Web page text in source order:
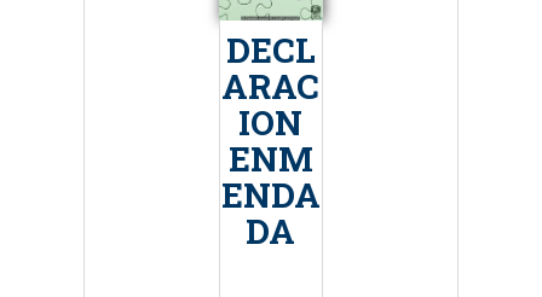
DECL
ARAC
ION
ENM
ENDA
DA